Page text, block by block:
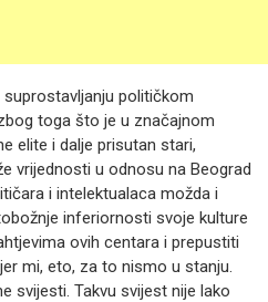
političkom
toga što je u značajnom
elite i dalje prisutan stari,
vrijednosti u odnosu na Beograd
i intelektualaca možda i
inferiornosti svoje kulture
ovih centara i prepustiti
mi, eto, za to nismo u stanju.
svijesti. Takvu svijest nije lako